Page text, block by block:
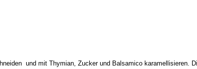
und mit Thymian, Zucker und Balsamico karamellisieren.